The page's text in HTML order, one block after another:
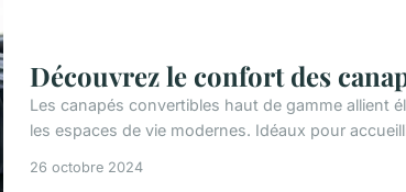
Découvrez le confort des
Les canapés convertibles haut de gamme allient
les espaces de vie modernes. Idéaux pour
26 octobre 2024